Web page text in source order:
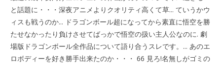
と話題に・・・深夜アニメよりクオリティ高くて草... ていうかウ
ィスも戦うのか... ドラゴンボール超になってから素直に悟空を勝
たせなかったり負けさせてばっかで悟空の扱い主人公なのに. 劇
場版ドラゴンボール全作品について語り合うスレです。... あのエ
ロボディーを好き勝手出来たのか・・・ 66 見ろ!名無しがゴミの